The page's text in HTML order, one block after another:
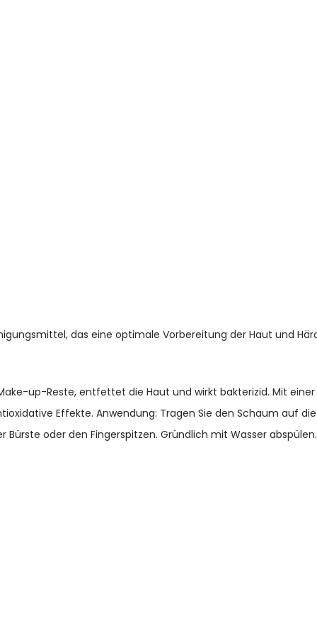
das eine optimale Vorbereitung der Haut und
up-Reste, entfettet die Haut und wirkt bakterizid. Mit
Effekte. Anwendung: Tragen Sie den Schaum auf
oder den Fingerspitzen. Gründlich mit Wasser abspülen.